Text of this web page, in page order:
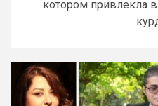
котором привлекла